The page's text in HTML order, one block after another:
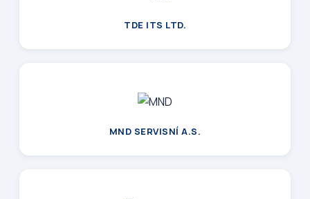
TDE ITS LTD.
MND SERVISNÍ A.S.